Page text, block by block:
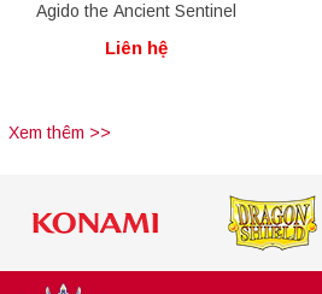
Agido the Ancient Sentinel
Liên hệ
Xem thêm >>